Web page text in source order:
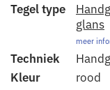
Tegel type
glans
meer
Techniek
Kleur
rood